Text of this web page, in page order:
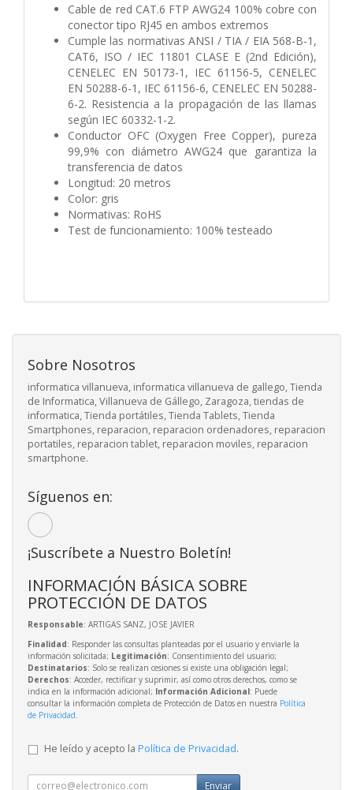
Cable de red CAT.6 FTP AWG24 100% cobre con
conector tipo RJ45 en ambos extremos
Cumple las normativas ANSI / TIA / EIA 568-B-1,
CAT6, ISO / IEC 11801 CLASE E (2nd Edición),
CENELEC EN 50173-1, IEC 61156-5, CENELEC
EN 50288-6-1, IEC 61156-6, CENELEC EN 50288-
6-2. Resistencia a la propagación de las llamas
según IEC 60332-1-2.
Conductor OFC (Oxygen Free Copper), pureza
99,9% con diámetro AWG24 que garantiza la
transferencia de datos
Longitud: 20 metros
Color: gris
Normativas: RoHS
Test de funcionamiento: 100% testeado
Sobre Nosotros
informatica villanueva, informatica villanueva de gallego, Tienda
de Informatica, Villanueva de Gállego, Zaragoza, tiendas de
informatica, Tienda portátiles, Tienda Tablets, Tienda
Smartphones, reparacion, reparacion ordenadores, reparacion
portatiles, reparacion tablet, reparacion moviles, reparacion
smartphone.
Síguenos en:
¡Suscríbete a Nuestro Boletín!
INFORMACIÓN BÁSICA SOBRE
PROTECCIÓN DE DATOS
Responsable: ARTIGAS SANZ, JOSE JAVIER
Finalidad: Responder las consultas planteadas por el usuario y enviarle la
información solicitada; Legitimación: Consentimiento del usuario;
Destinatarios: Solo se realizan cesiones si existe una obligación legal;
Derechos: Acceder, rectificar y suprimir, así como otros derechos, como se
indica en la información adicional; Información Adicional: Puede
consultar la información completa de Protección de Datos en nuestra Política
de Privacidad
He leído y acepto la Política de Privacidad.
Enviar